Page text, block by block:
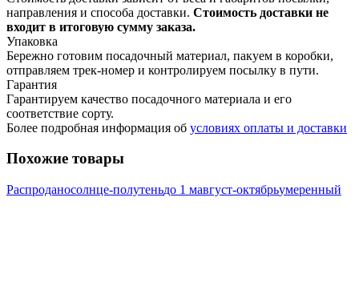
направления и способа доставки. Стоимость доставки не
входит в итоговую сумму заказа.
Упаковка
Бережно готовим посадочный материал, пакуем в коробки,
отправляем трек-номер и контролируем посылку в пути.
Гарантия
Гарантируем качество посадочного материала и его
соответствие сорту.
Более подробная информация об условиях оплаты и доставки
Похожие товары
Распроданосолнце-полутеньдо 1 мавгуст-октябрьумеренный